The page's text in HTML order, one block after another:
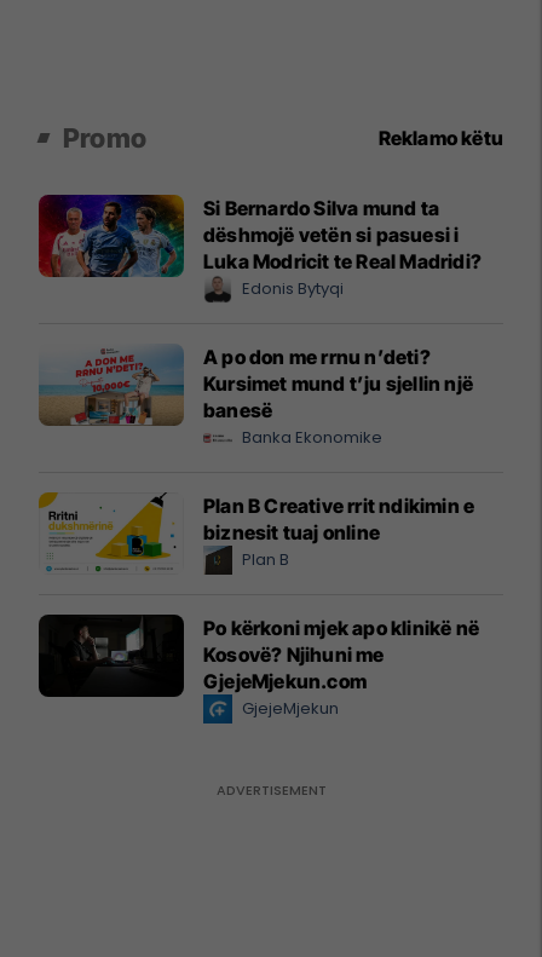
Promo Reklamo këtu
Si Bernardo Silva mund ta
dëshmojë vetën si pasuesi i
Luka Modricit te Real Madridi?
Edonis Bytyqi
A po don me rrnu n’deti?
Kursimet mund t’ju sjellin një
banesë
Banka Ekonomike
Plan B Creative rrit ndikimin e
biznesit tuaj online
Plan B
Po kërkoni mjek apo klinikë në
Kosovë? Njihuni me
GjejeMjekun.com
GjejeMjekun